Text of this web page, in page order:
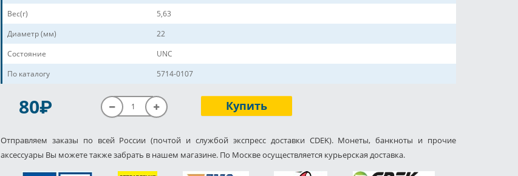
Вес(г)
5,63
Диаметр (мм)
22
Состояние
UNC
По каталогу
5714-0107
80P Купить
Отправляем заказы по всей России (почтой и службой экспресс доставки CDEK). Монеты, банкноты и прочие
аксессуары Вы можете также забрать в нашем магазине. По Москве осуществляется курьерская доставка.